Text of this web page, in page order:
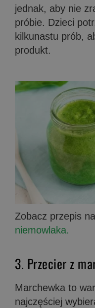
jednak, aby nie
próbie. Dzieci
kilkunastu prób,
produkt.
Zobacz przepis na
niemowlaka.
3. Przecier z
Marchewka to
najczęściej